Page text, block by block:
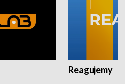
Reagujemy